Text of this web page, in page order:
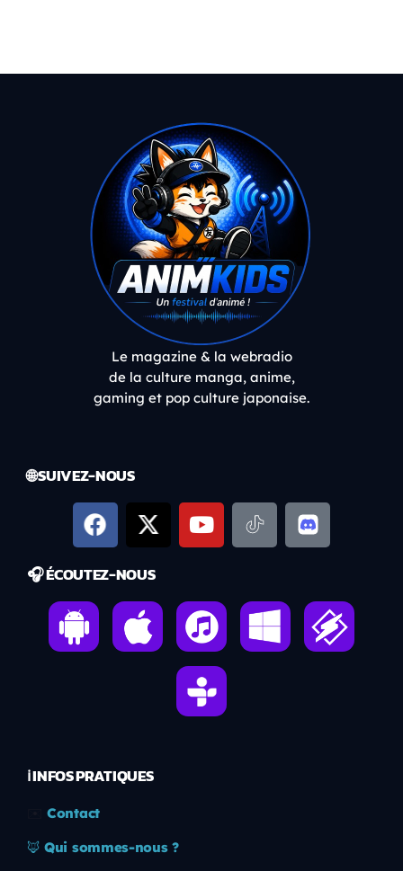
Le magazine & la webradio
de la culture manga, anime,
gaming et pop culture japonaise.
🌐 SUIVEZ-NOUS
🎧 ÉCOUTEZ-NOUS
ℹ️ INFOS PRATIQUES
Contact
🦊 Qui sommes-nous ?